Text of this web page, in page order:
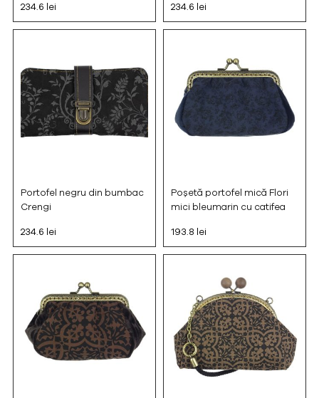
234.6 lei 234.6 lei
Portofel negru din bumbac
Crengi
234.6 lei
Poșetă portofel mică Flori
mici bleumarin cu catifea
193.8 lei